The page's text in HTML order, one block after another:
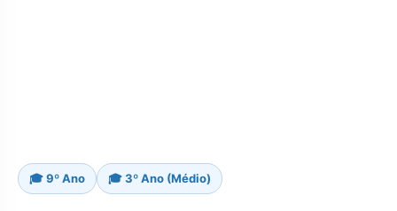
🎓 9º Ano 🎓 3º Ano (Médio)